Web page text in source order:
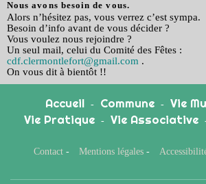
Nous avons besoin de vous.
Alors n’hésitez pas, vous verrez c’est sympa.
Besoin d’info avant de vous décider ?
Vous voulez nous rejoindre ?
Un seul mail, celui du Comité des Fêtes :
cdf.clermontlefort@gmail.com .
On vous dit à bientôt !!
Accueil - Commune - Vie
Vie Pratique - Vie Associative
Contact - Mentions légales -